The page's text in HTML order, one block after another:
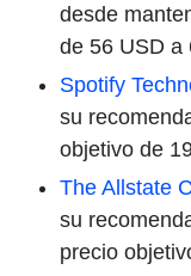
desde
de 56 USD a
Spotify
su
objetivo de
The Allstate
su
precio